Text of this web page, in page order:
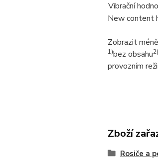
Vibrační
New content
Zobrazit méně
1)bez obsahu2)
provozním
Zboží
Rosiče a